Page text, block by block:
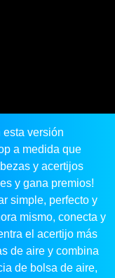
esta versión
a medida que
y acertijos
y gana premios!
simple, perfecto y
mismo, conecta y
el acertijo más
de aire y combina
de bolsa de aire,